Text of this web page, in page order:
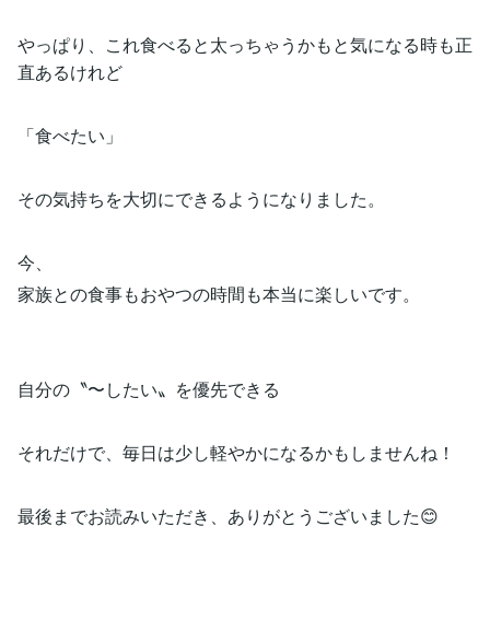
やっぱり、これ食べると太っちゃうかもと気になる時も正
直あるけれど
「食べたい」
その気持ちを大切にできるようになりました。
今、
家族との食事もおやつの時間も本当に楽しいです。
自分の〝〜したい〟を優先できる
それだけで、毎日は少し軽やかになるかもしませんね！
最後までお読みいただき、ありがとうございました😊